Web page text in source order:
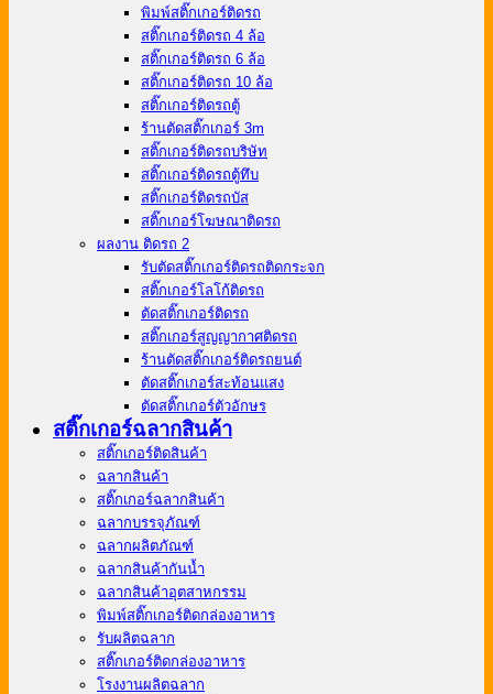
พิมพ์สติ๊กเกอร์ติดรถ
สติ๊กเกอร์ติดรถ 4 ล้อ
สติ๊กเกอร์ติดรถ 6 ล้อ
สติ๊กเกอร์ติดรถ 10 ล้อ
สติ๊กเกอร์ติดรถตู้
ร้านตัดสติ๊กเกอร์ 3m
สติ๊กเกอร์ติดรถบริษัท
สติ๊กเกอร์ติดรถตู้ทึบ
สติ๊กเกอร์ติดรถบัส
สติ๊กเกอร์โฆษณาติดรถ
ผลงาน ติดรถ 2
รับตัดสติ๊กเกอร์ติดรถติดกระจก
สติ๊กเกอร์โลโก้ติดรถ
ตัดสติ๊กเกอร์ติดรถ
สติ๊กเกอร์สูญญากาศติดรถ
ร้านตัดสติ๊กเกอร์ติดรถยนต์
ตัดสติ๊กเกอร์สะท้อนแสง
ตัดสติ๊กเกอร์ตัวอักษร
สติ๊กเกอร์ฉลากสินค้า
สติ๊กเกอร์ติดสินค้า
ฉลากสินค้า
สติ๊กเกอร์ฉลากสินค้า
ฉลากบรรจุภัณฑ์
ฉลากผลิตภัณฑ์
ฉลากสินค้ากันน้ำ
ฉลากสินค้าอุตสาหกรรม
พิมพ์สติ๊กเกอร์ติดกล่องอาหาร
รับผลิตฉลาก
สติ๊กเกอร์ติดกล่องอาหาร
โรงงานผลิตฉลาก